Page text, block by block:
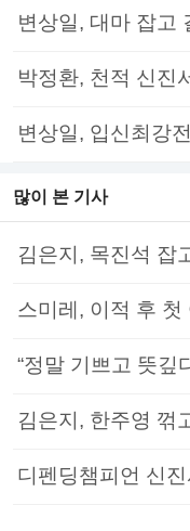
변상일, 대마 잡고
박정환, 천적 신진
변상일, 입신최강
많이 본 기사
김은지, 목진석 잡
스미레, 이적 후 첫
“정말 기쁘고 뜻깊
김은지, 한주영 꺾
디펜딩챔피언 신